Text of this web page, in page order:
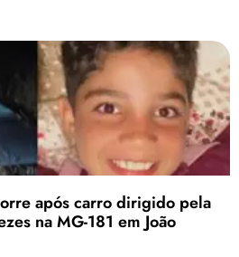
após carro dirigido pela
na MG-181 em João